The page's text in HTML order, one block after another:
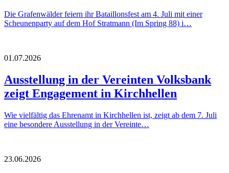
Die Grafenwälder feiern ihr Bataillonsfest am 4. Juli mit einer
Scheunenparty auf dem Hof Stratmann (Im Spring 88) i…
01.07.2026
Ausstellung in der Vereinten Volksbank
zeigt Engagement in Kirchhellen
Wie vielfältig das Ehrenamt in Kirchhellen ist, zeigt ab dem 7. Juli
eine besondere Ausstellung in der Vereinte…
23.06.2026